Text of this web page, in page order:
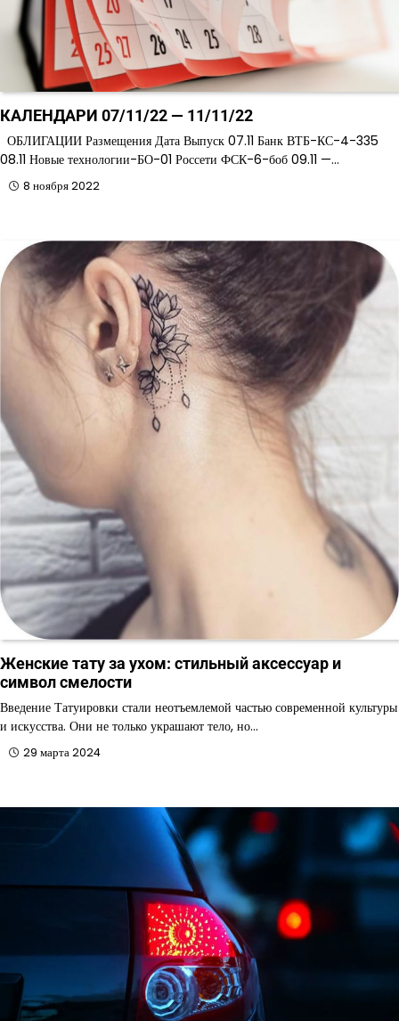
КАЛЕНДАРИ 07/11/22 — 11/11/22
ОБЛИГАЦИИ Размещения Дата Выпуск 07.11 Банк ВТБ-КС-4-335
08.11 Новые технологии-БО-01 Россети ФСК-6-боб 09.11 —…
8 ноября 2022
Женские тату за ухом: стильный аксессуар и
символ смелости
Введение Татуировки стали неотъемлемой частью современной культуры
и искусства. Они не только украшают тело, но…
29 марта 2024